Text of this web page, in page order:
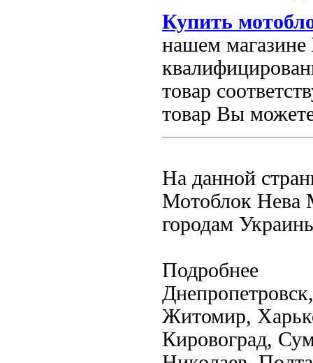
Купить
нашем магазине
товар
товар Вы
На данной
Мотоблок Нева
городам
Подробнее
Житомир,
Кировоград,